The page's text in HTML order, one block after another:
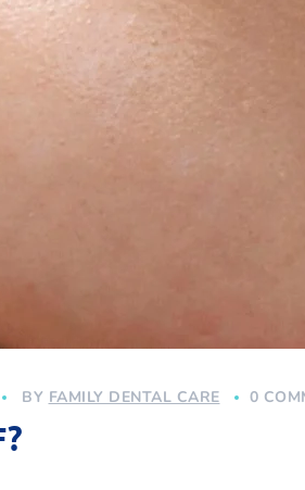
BY FAMILY DENTAL CARE 0